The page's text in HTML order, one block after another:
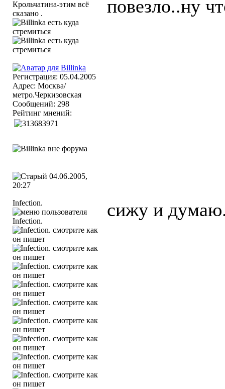
Крольчатина-этим всё
сказано .
Регистрация: 05.04.2005
Адрес: Москва/
метро.Черкизовская
Сообщений: 298
Рейтинг мнений:
повезло..ну
04.06.2005,
20:27
Infection. сижу и